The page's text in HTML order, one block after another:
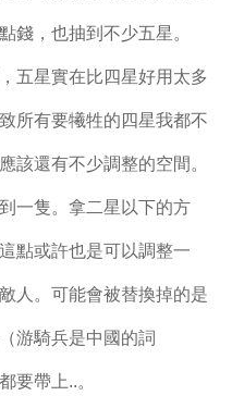
錢，也抽到不少五星。
五星實在比四星好用太多
所有要犧牲的四星我都不
該還有不少調整的空間。
一隻。拿二星以下的方
點或許也是可以調整一
人。可能會被替換掉的是
游騎兵是中國的詞
要帶上..。